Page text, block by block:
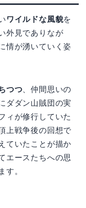
ワイルドな風貌を
外見でありなが
情が湧いていく姿
つつ 、仲間思いの
ダダン山賊団の実
ィが修行していた
上戦争後の回想で
ていたことが描か
エースたちへの思
す。